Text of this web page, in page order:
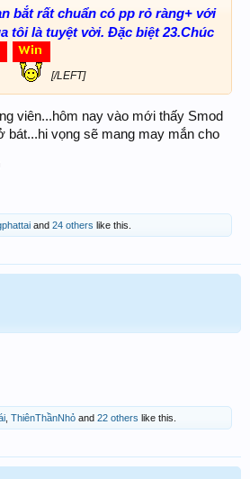
bắt rất chuẩn có pp rỏ ràng+ với
tôi là tuyệt vời. Đặc biệt 23.Chúc
[/LEFT]
viên...hôm nay vào mới thấy Smod
bát...hi vọng sẽ mang may mắn cho
and 24 others like this.
ThiênThầnNhỏ and 22 others like this.